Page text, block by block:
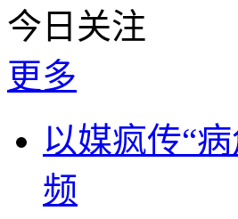
今日关注
更多
以媒疯传“
频